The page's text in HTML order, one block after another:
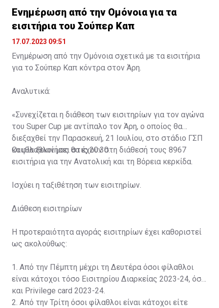
Ενημέρωση από την Ομόνοια για τα
εισιτήρια του Σούπερ Καπ
17.07.2023 09:51
Ενημέρωση από την Ομόνοια σχετικά με τα εισιτήρια
για το Σούπερ Καπ κόντρα στον Άρη.
Αναλυτικά:
«Συνεχίζεται η διάθεση των εισιτηρίων για τον αγώνα
του Super Cup με αντίπαλο τον Άρη, ο οποίος θα
διεξαχθεί την Παρασκευή, 21 Ιουλίου, στο στάδιο ΓΣΠ
και θα ξεκινήσει στις 20:30.
Οι φίλαθλοί μας θα έχουν στη διάθεσή τους 8967
εισιτήρια για την Ανατολική και τη Βόρεια κερκίδα.
Ισχύει η ταξιθέτηση των εισιτηρίων.
Διάθεση εισιτηρίων
Η προτεραιότητα αγοράς εισιτηρίων έχει καθοριστεί
ως ακολούθως:
1. Από την Πέμπτη μέχρι τη Δευτέρα όσοι φίλαθλοι
είναι κάτοχοι τόσο Εισιτηρίου Διαρκείας 2023-24, όσο
και Privilege card 2023-24.
2. Από την Τρίτη όσοι φίλαθλοι είναι κάτοχοι είτε